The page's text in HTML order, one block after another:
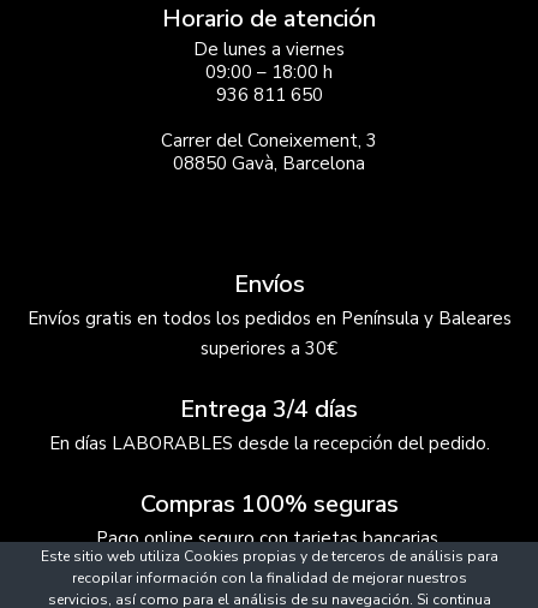
Horario de atención
De lunes a viernes
09:00 – 18:00 h
936 811 650
Carrer del Coneixement, 3
08850 Gavà, Barcelona
Envíos
Envíos gratis en todos los pedidos en Península y Baleares
superiores a 30€
Entrega 3/4 días
En días LABORABLES desde la recepción del pedido.
Compras 100% seguras
Pago online seguro con tarjetas bancarias.
Este sitio web utiliza Cookies propias y de terceros de análisis para
recopilar información con la finalidad de mejorar nuestros
servicios, así como para el análisis de su navegación. Si continua